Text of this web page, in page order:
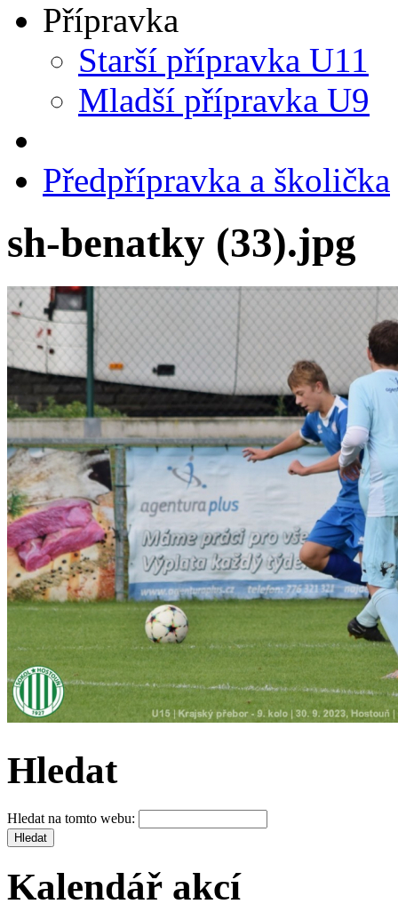
Přípravka
Starší přípravka U11
Mladší přípravka U9
Předpřípravka a školička
sh-benatky (33).jpg
Hledat
Hledat na tomto webu:
Kalendář akcí